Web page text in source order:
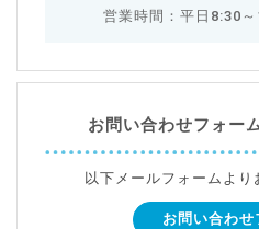
営業時間：平日8:30～
お問い合わせフォー
以下メールフォームよ
お問い合わせ